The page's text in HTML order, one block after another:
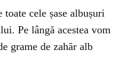
cele șase albușuri
Pe lângă acestea vom
grame de zahăr alb